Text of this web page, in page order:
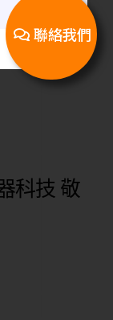
科技 敬
聯絡我們